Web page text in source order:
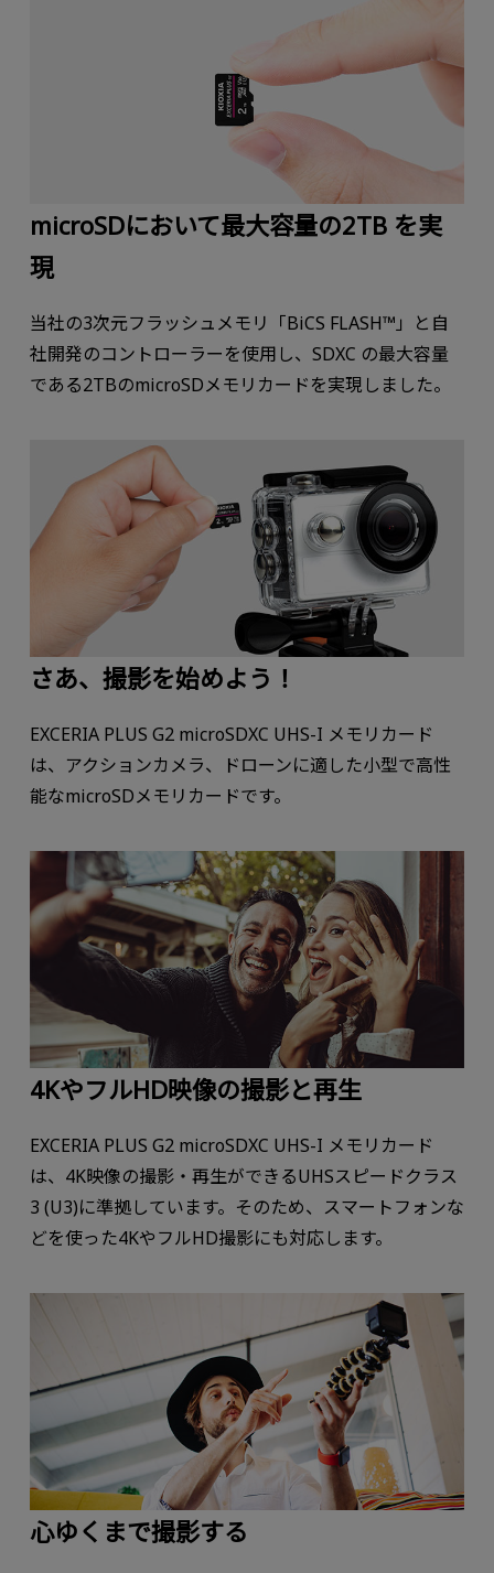
microSDにおいて最大容量の2TB を実
現
当社の3次元フラッシュメモリ「BiCS FLASH™」と自
社開発のコントローラーを使用し、SDXC の最大容量
である2TBのmicroSDメモリカードを実現しました。
さあ、撮影を始めよう！
EXCERIA PLUS G2 microSDXC UHS-I メモリカード
は、アクションカメラ、ドローンに適した小型で高性
能なmicroSDメモリカードです。
4KやフルHD映像の撮影と再生
EXCERIA PLUS G2 microSDXC UHS-I メモリカード
は、4K映像の撮影・再生ができるUHSスピードクラス
3 (U3)に準拠しています。そのため、スマートフォンな
どを使った4KやフルHD撮影にも対応します。
心ゆくまで撮影する